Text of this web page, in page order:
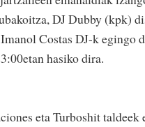
DJ Dubby (kpk)
Costas DJ-k egingo
hasiko dira.
eta Turboshit taldeek